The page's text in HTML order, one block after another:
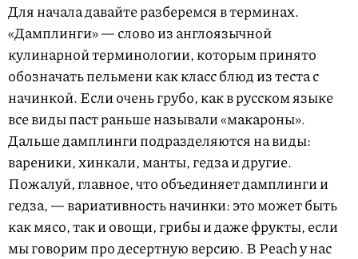
Для начала давайте разберемся в терминах.
«Дамплинги» — слово из англоязычной
кулинарной терминологии, которым принято
обозначать пельмени как класс блюд из теста с
начинкой. Если очень грубо, как в русском языке
все виды паст раньше называли «макароны».
Дальше дамплинги подразделяются на виды:
вареники, хинкали, манты, гедза и другие.
Пожалуй, главное, что объединяет дамплинги и
гедза, — вариативность начинки: это может быть
как мясо, так и овощи, грибы и даже фрукты, если
мы говорим про десертную версию. В Peach у нас